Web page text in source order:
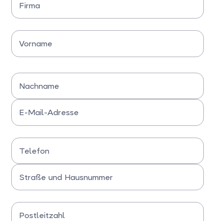
Firma
Vorname
Nachname
Bitte Nachnamen eingeben
E-Mail-Adresse
Telefon
Bitte Telefonnummer eingeben
Straße und Hausnummer
Postleitzahl